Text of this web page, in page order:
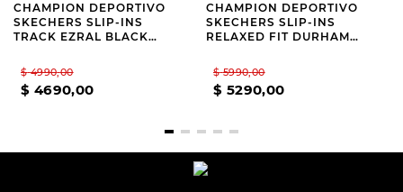
CHAMPION DEPORTIVO
SKECHERS SLIP-INS
TRACK EZRAL BLACK
$ 4990,00
$ 4690,00
CHAMPION DEPORTIVO
SKECHERS SLIP-INS
RELAXED FIT DURHAM
$ 5990,00
$ 5290,00